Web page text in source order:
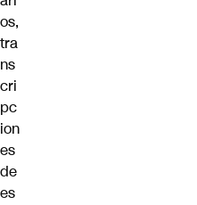
os,
tra
ns
cri
pc
ion
es
de
es